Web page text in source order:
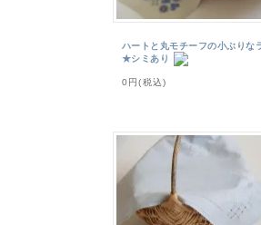
ハートと丸モチーフの小ぶりな
★シミあり
0円(税込)